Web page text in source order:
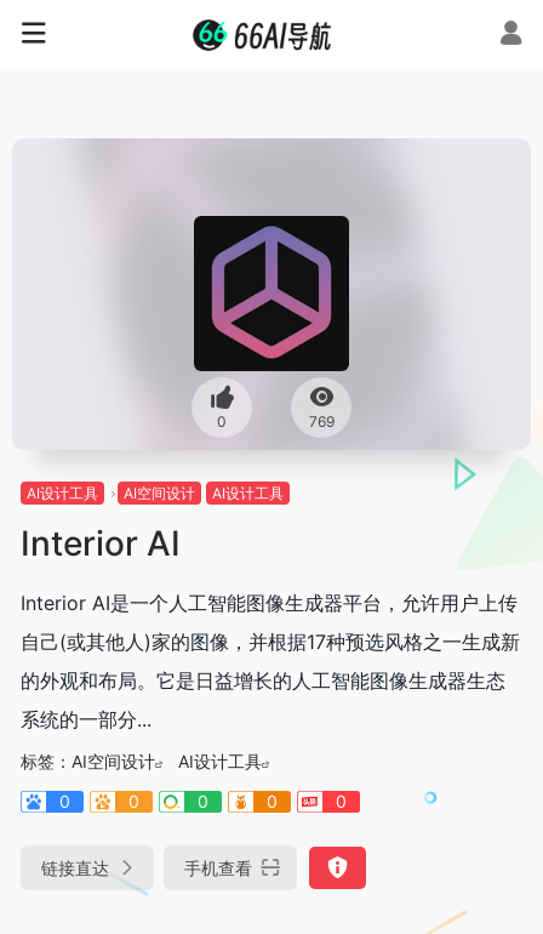
0 769
AI设计工具 AI空间设计 AI设计工具
Interior AI
Interior AI是一个人工智能图像生成器平台，允许用户上传
自己(或其他人)家的图像，并根据17种预选风格之一生成新
的外观和布局。它是日益增长的人工智能图像生成器生态
系统的一部分...
标签： AI空间设计
AI设计工具
0
0 0 0 0
链接直达 手机查看